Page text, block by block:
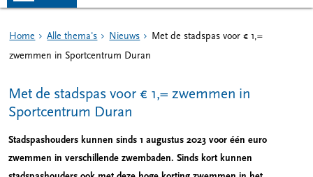
Home Alle thema's Nieuws
Met de stadspas voor € 1,=
zwemmen in Sportcentrum Duran
Met de stadspas voor € 1,= zwemmen in
Sportcentrum Duran
Stadspashouders kunnen sinds 1 augustus 2023 voor één euro
zwemmen in verschillende zwembaden. Sinds kort kunnen